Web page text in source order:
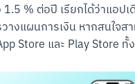
% ต่อปี เรียกได้ว่าแอปเ
างแผนการเงิน หากสนใจส
Store และ Play Store ทั้